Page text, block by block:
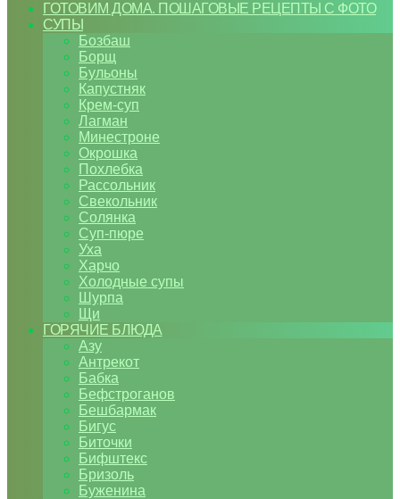
ГОТОВИМ ДОМА. ПОШАГОВЫЕ РЕЦЕПТЫ С ФОТО
СУПЫ
Бозбаш
Борщ
Бульоны
Капустняк
Крем-суп
Лагман
Минестроне
Окрошка
Похлебка
Рассольник
Свекольник
Солянка
Суп-пюре
Уха
Харчо
Холодные супы
Шурпа
Щи
ГОРЯЧИЕ БЛЮДА
Азу
Антрекот
Бабка
Бефстроганов
Бешбармак
Бигус
Биточки
Бифштекс
Бризоль
Буженина